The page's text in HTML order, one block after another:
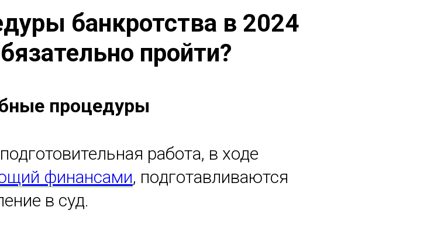
банкротства в 2024
пройти?
процедуры
работа, в ходе
финансами, подготавливаются
в суд.